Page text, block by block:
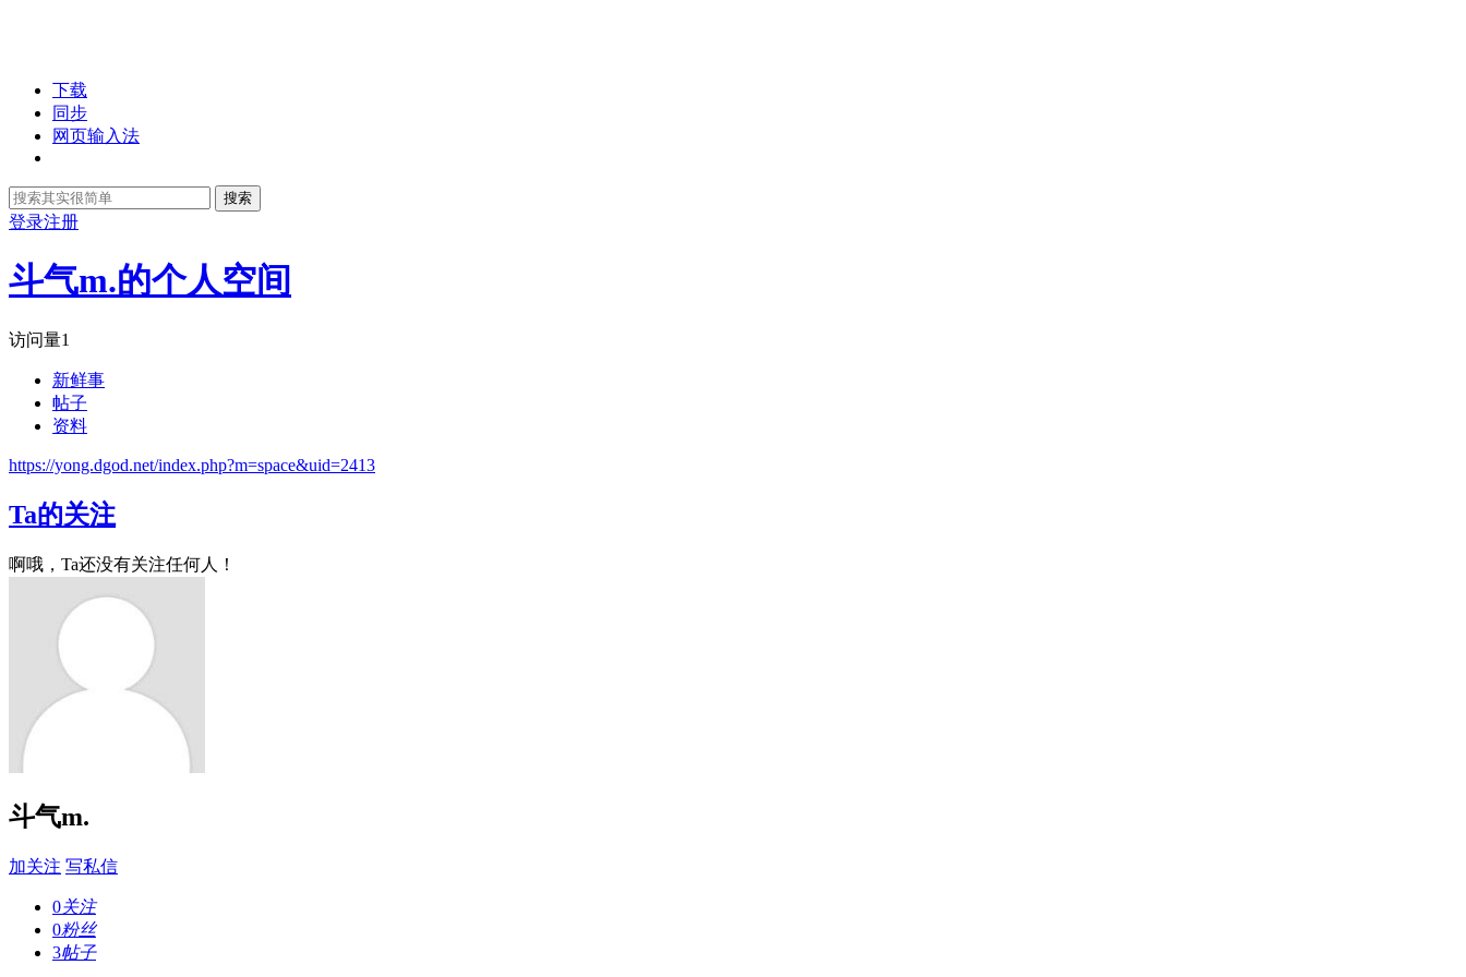
下载
同步
网页输入法
搜索
登录注册
斗气m.的个人空间
访问量1
新鲜事
帖子
资料
https://yong.dgod.net/index.php?m=space&uid=2413
Ta的关注
啊哦，Ta还没有关注任何人！
斗气m.
加关注 写私信
0关注
0粉丝
3帖子